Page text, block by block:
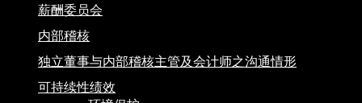
薪酬委员会
内部稽核
独立董事与内部稽核主管及会计师之沟通情形
可持续性绩效